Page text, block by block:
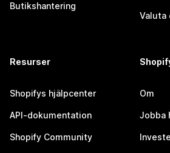
Butikshantering
Valuta
Resurser
Shopifys hjälpcenter
API-dokumentation
Shopify Community
Om
Jobba